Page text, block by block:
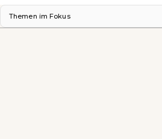
Themen im Fokus